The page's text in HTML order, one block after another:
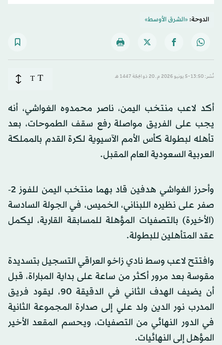
الدوحة:«الشرق الأوسط»
نُشر: 13:50-5 يونيو 2026 م ـ 20 ذو الحِجّة 1447 هـ T
T
أكد لاعب منتخب اليمن، ناصر محمدوه الغواشي، أنه
يجب على الفريق مواصلة رفع سقف الطموحات، بعد
تأهله لبطولة كأس الأمم الآسيوية لكرة القدم بالمملكة
العربية السعودية العام المقبل.
وأحرز الغواشي هدفين قاد بهما منتخب اليمن للفوز 2-
صفر على نظيره اللبناني، الخميس، في الجولة السادسة
(الأخيرة) بالتصفيات المؤهلة للمسابقة القارية، ليكمل
عقد المتأهلين للبطولة.
وافتتح لاعب وسط نادي زاخو العراقي التسجيل بتسديدة
مقوسة بعد مرور أكثر من ساعة على بداية المباراة، قبل
أن يضيف الهدف الثاني في الدقيقة 90، ليقود فريق
المدرب نور الدين ولد علي إلى صدارة المجموعة الثانية
في الدور النهائي من التصفيات، ويحسم المقعد الأخير
المؤهل إلى النهائيات.